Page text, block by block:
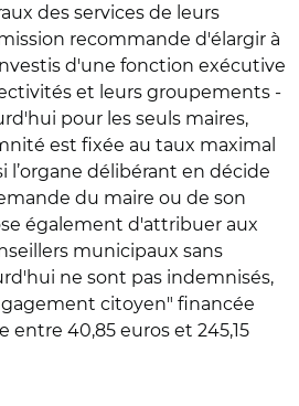
des services de leurs
recommande d'élargir à
d'une fonction exécutive
et leurs groupements -
pour les seuls maires,
est fixée au taux maximal
l’organe délibérant en décide
du maire ou de son
également d'attribuer aux
municipaux sans
ne sont pas indemnisés,
citoyen" financée
entre 40,85 euros et 245,15